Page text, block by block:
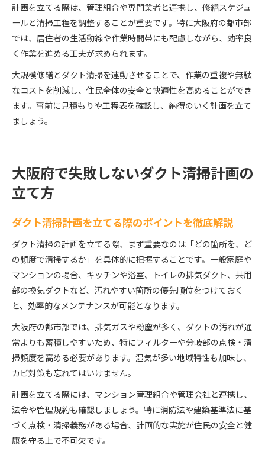
計画を立てる際は、管理組合や専門業者と連携し、修繕スケジュ
ールと清掃工程を調整することが重要です。特に大阪府の都市部
では、居住者の生活動線や作業時間帯にも配慮しながら、効率良
く作業を進める工夫が求められます。
大規模修繕とダクト清掃を連動させることで、作業の重複や無駄
なコストを削減し、住民全体の安全と快適性を高めることができ
ます。事前に見積もりや工程表を確認し、納得のいく計画を立て
ましょう。
大阪府で失敗しないダクト清掃計画の
立て方
ダクト清掃計画を立てる際のポイントを徹底解説
ダクト清掃の計画を立てる際、まず重要なのは「どの箇所を、ど
の頻度で清掃するか」を具体的に把握することです。一般家庭や
マンションの場合、キッチンや浴室、トイレの排気ダクト、共用
部の換気ダクトなど、汚れやすい箇所の優先順位をつけておく
と、効率的なメンテナンスが可能となります。
大阪府の都市部では、排気ガスや粉塵が多く、ダクトの汚れが通
常よりも蓄積しやすいため、特にフィルターや分岐部の点検・清
掃頻度を高める必要があります。湿気が多い地域特性も加味し、
カビ対策も忘れてはいけません。
計画を立てる際には、マンション管理組合や管理会社と連携し、
法令や管理規約も確認しましょう。特に消防法や建築基準法に基
づく点検・清掃義務がある場合、計画的な実施が住民の安全と健
康を守る上で不可欠です。